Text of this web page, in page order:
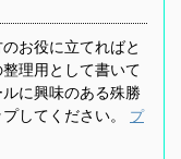
お役に立てればと
理用として書いて
に興味のある殊勝
してください。 プ